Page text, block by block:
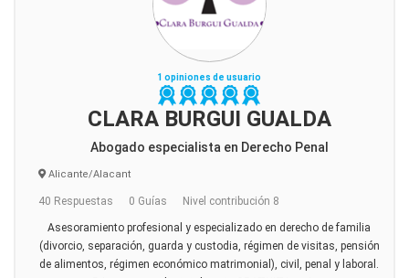
1 opiniones de usuario
CLARA BURGUI GUALDA
Abogado especialista en Derecho Penal
Alicante/Alacant
40 Respuestas 0 Guías Nivel contribución 8
Asesoramiento profesional y especializado en derecho de familia
(divorcio, separación, guarda y custodia, régimen de visitas, pensión
de alimentos, régimen económico matrimonial), civil, penal y laboral.